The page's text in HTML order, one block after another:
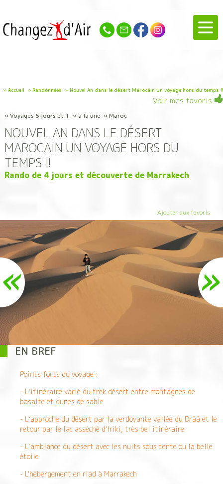
» Accueil » Randonnées » Nouvel An dans le désert Marocain Un voyage hors du temps !!
Voir mes favoris
» Voyages 5 jours et + » à la une » Maroc
NOUVEL AN DANS LE DÉSERT
MAROCAIN UN VOYAGE HORS DU
TEMPS !!
Rando de 4 jours et découverte de Marrakech
Ajouter aux favoris
EN BREF
Points forts du voyage :
- L’itinéraire varié du trek désert entre montagnes de
basalte et dunes de sable
- L’approche du désert par la verdoyante vallée du Drââ et le
retour par le lac asséché d’Iriki, très bel itinéraire.
- L’ambiance du désert avec les nuits sous tente ou la belle
étoile
- L'hébergement en riad à Marrakech